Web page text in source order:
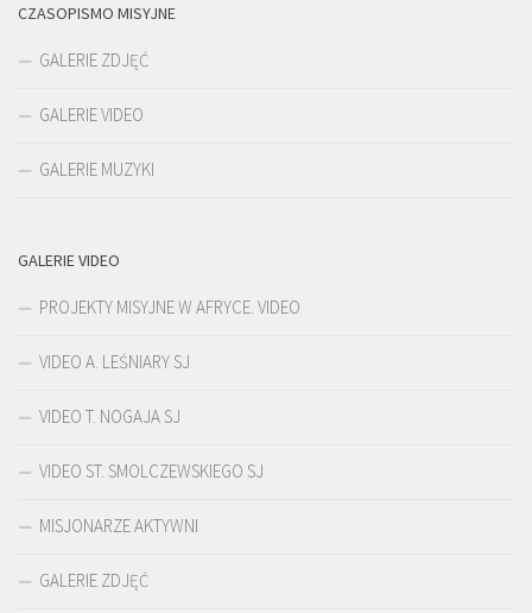
CZASOPISMO MISYJNE
GALERIE ZDJĘĆ
GALERIE VIDEO
GALERIE MUZYKI
GALERIE VIDEO
PROJEKTY MISYJNE W AFRYCE. VIDEO
VIDEO A. LEŚNIARY SJ
VIDEO T. NOGAJA SJ
VIDEO ST. SMOLCZEWSKIEGO SJ
MISJONARZE AKTYWNI
GALERIE ZDJĘĆ